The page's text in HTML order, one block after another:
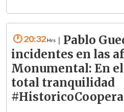
20:32
Pablo
incidentes en las
Monumental: En
total tranquilidad